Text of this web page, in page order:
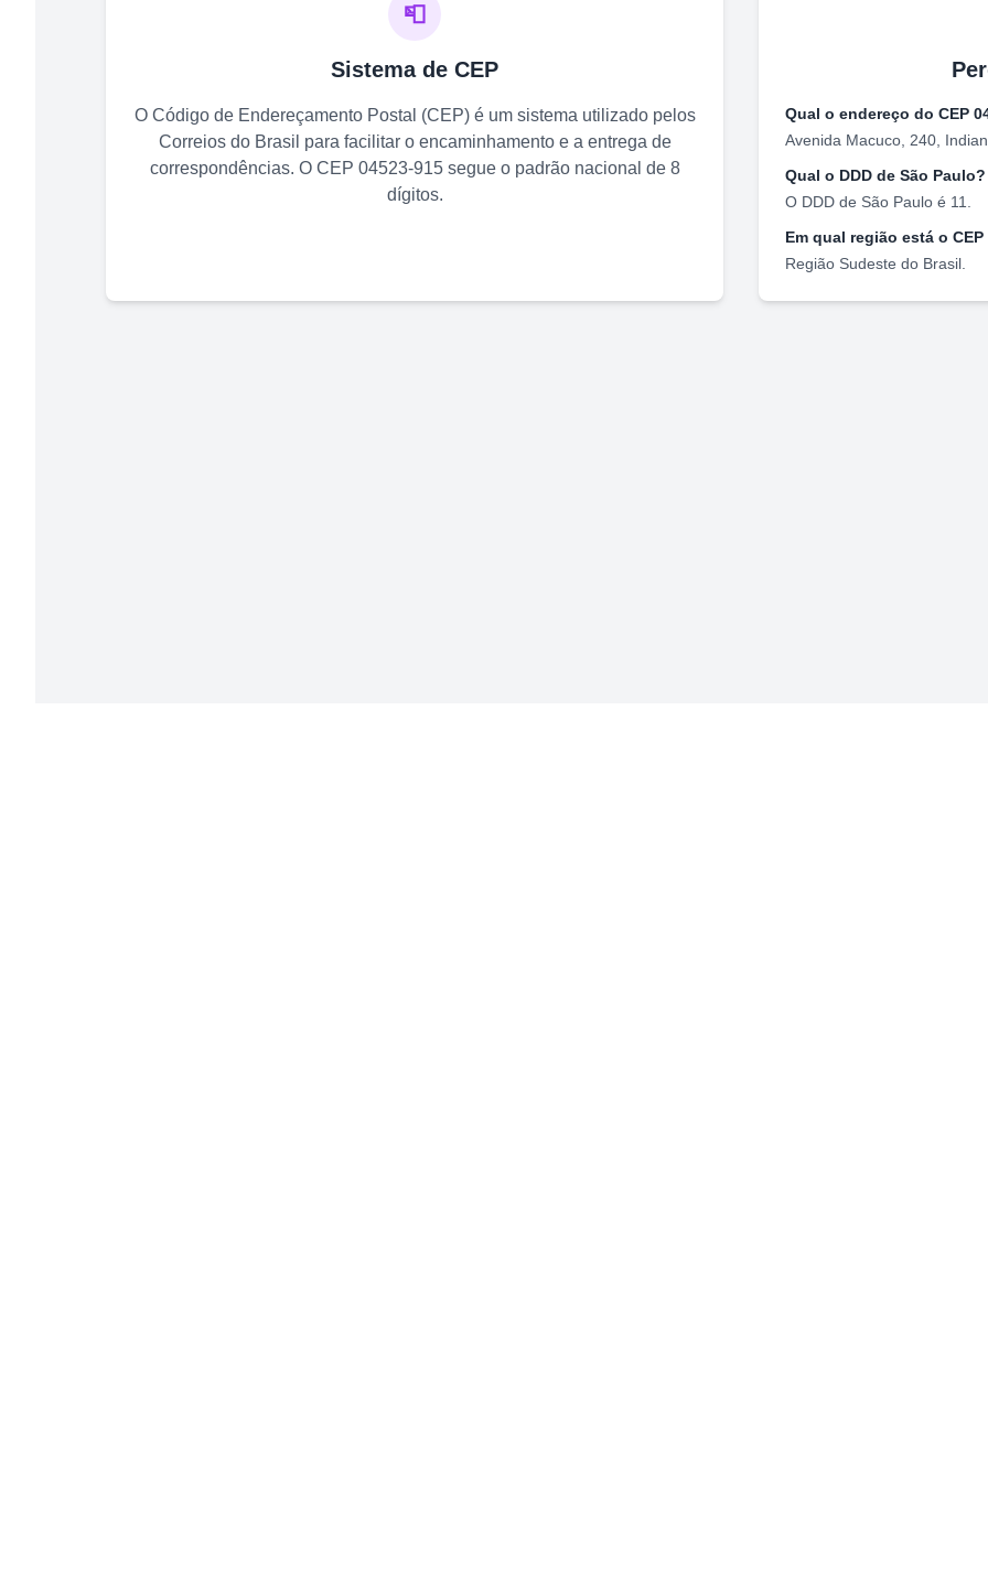
📮
Sistema de CEP
O Código de Endereçamento Postal (CEP) é um sistema utilizado pelos
Correios do Brasil para facilitar o encaminhamento e a entrega de
correspondências. O CEP 04523-915segue o padrão nacional de 8
dígitos.
Qual o endereço do CEP
Avenida Macuco, 240
Qual o DDD de São Paulo?
O DDD de São Paulo é 11
Em qual região está o CEP
Região Sudeste do Brasil.